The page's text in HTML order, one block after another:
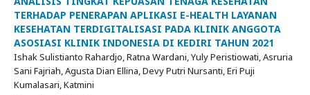
TERHADAP PENERAPAN APLIKASI E-HEALTH LAYANAN
KESEHATAN TERDIGITALISASI PADA KLINIK ANGGOTA
ASOSIASI KLINIK INDONESIA DI KEDIRI TAHUN 2021
Ishak Sulistianto Rahardjo, Ratna Wardani, Yuly Peristiowati, Asruria
Sani Fajriah, Agusta Dian Ellina, Devy Putri Nursanti, Eri Puji
Kumalasari, Katmini